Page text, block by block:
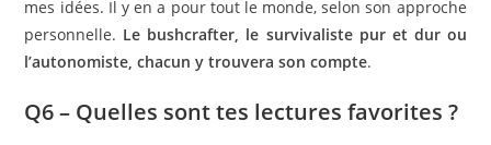
mes idées. Il y en a pour tout le monde, selon son approche
personnelle. Le bushcrafter, le survivaliste pur et dur ou
l’autonomiste, chacun y trouvera son compte.
Q6 – Quelles sont tes lectures favorites ?